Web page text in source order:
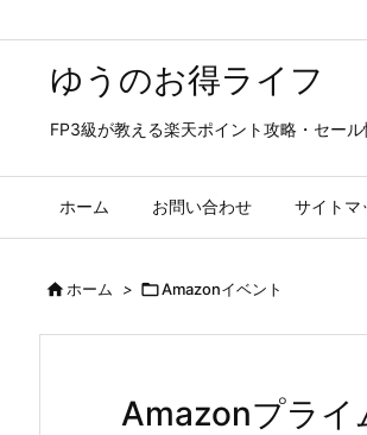
ゆうのお得ライフ
FP3級が教える楽天ポイント攻略・セー
ホーム お問い合わせ サイトマ
ホーム > Amazonイベント
Amazonプライ